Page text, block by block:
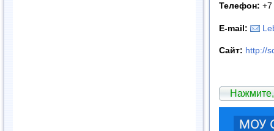
Телефон: +7
E-mail:
Сайт: http://